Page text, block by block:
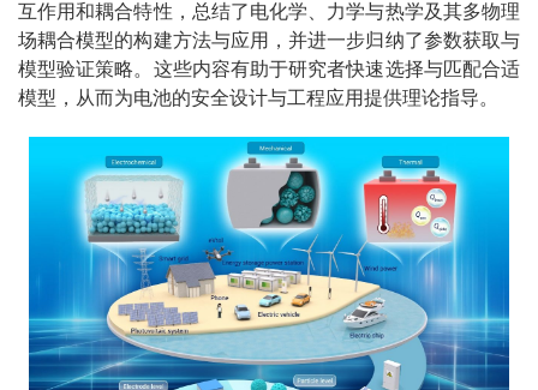
互作用和耦合特性，总结了电化学、力学与热学及其多物理
场耦合模型的构建方法与应用，并进一步归纳了参数获取与
模型验证策略。这些内容有助于研究者快速选择与匹配合适
模型，从而为电池的安全设计与工程应用提供理论指导。